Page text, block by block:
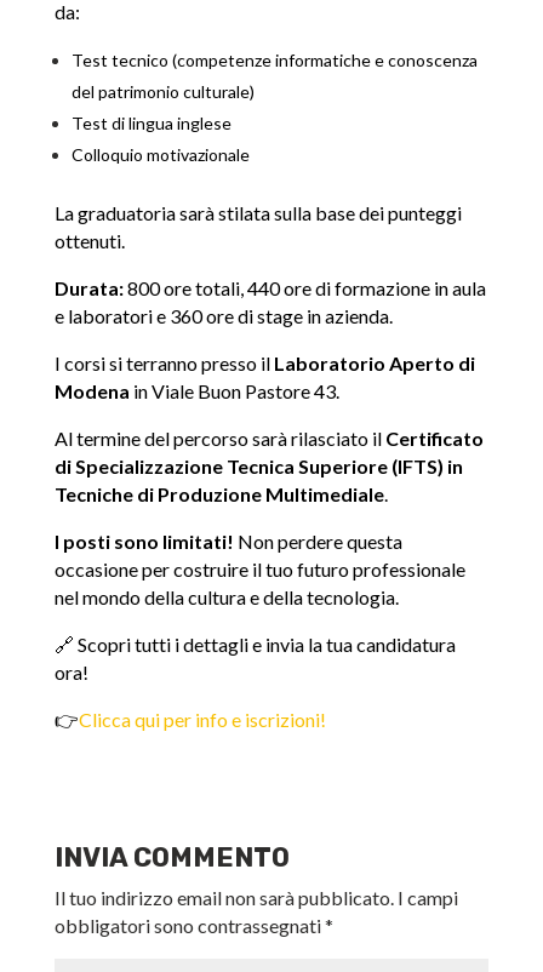
da:
Test tecnico (competenze informatiche e conoscenza
del patrimonio culturale)
Test di lingua inglese
Colloquio motivazionale
La graduatoria sarà stilata sulla base dei punteggi
ottenuti.
Durata:800 ore totali, 440 ore di formazione in aula
e laboratori e 360 ore di stage in azienda.
I corsi si terranno presso il Laboratorio Aperto di
Modena in Viale Buon Pastore 43.
Al termine del percorso sarà rilasciato il Certificato
di Specializzazione Tecnica Superiore (IFTS) in
Tecniche di Produzione Multimediale.
I posti sono limitati! Non perdere questa
occasione per costruire il tuo futuro professionale
nel mondo della cultura e della tecnologia.
🔗 Scopri tutti i dettagli e invia la tua candidatura
ora!
👉Clicca qui per info e iscrizioni!
INVIA COMMENTO
Il tuo indirizzo email non sarà pubblicato. I campi
obbligatori sono contrassegnati*